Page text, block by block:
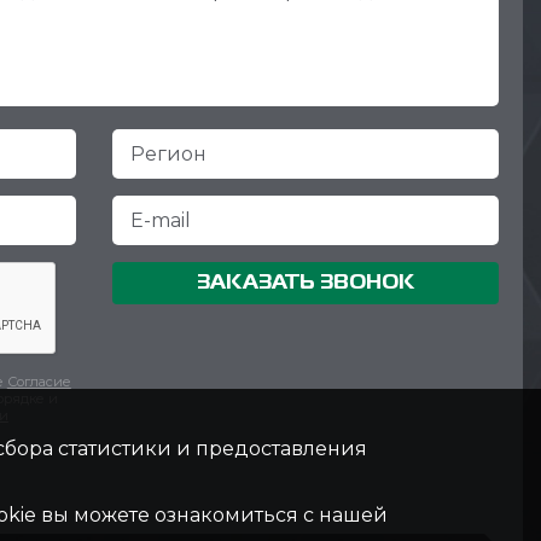
Согласие
ЗАКАЗАТЬ ЗВОНОК
статистики и предоставления
вы можете ознакомиться с нашей